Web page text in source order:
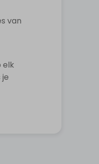
van
elk